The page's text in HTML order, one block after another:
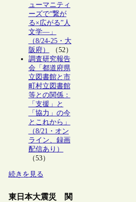
ューマニティ
ーズで“繋が
る×広がる”人
文学―」
（8/24-25・大
阪府）
（52）
調査研究報告
会「都道府県
立図書館と市
町村立図書館
等との関係：
「支援」と
「協力」の今
とこれから」
（8/21・オン
ライン、録画
配信あり）
（53）
続きを見る
東日本大震災 関